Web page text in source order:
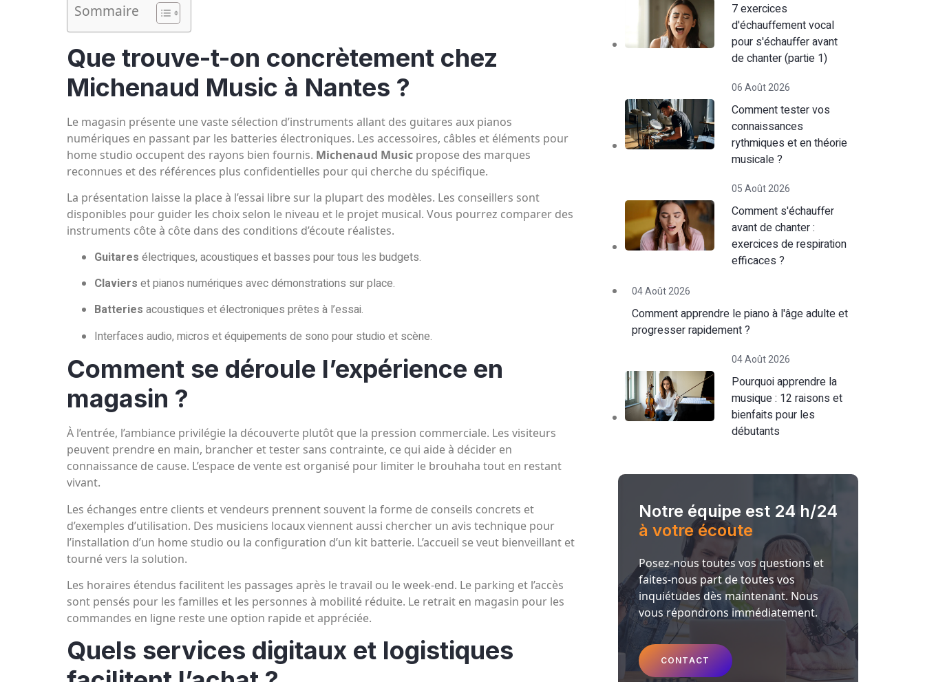
Sommaire
Que trouve-t-on concrètement chez
Michenaud Music à Nantes ?
Le magasin présente une vaste sélection d’instruments allant des guitares aux pianos
numériques en passant par les batteries électroniques. Les accessoires, câbles et éléments pour
home studio occupent des rayons bien fournis. Michenaud Music propose des marques
reconnues et des références plus confidentielles pour qui cherche du spécifique.
La présentation laisse la place à l’essai libre sur la plupart des modèles. Les conseillers sont
disponibles pour guider les choix selon le niveau et le projet musical. Vous pourrez comparer des
instruments côte à côte dans des conditions d’écoute réalistes.
Guitares électriques, acoustiques et basses pour tous les budgets.
Claviers et pianos numériques avec démonstrations sur place.
Batteries acoustiques et électroniques prêtes à l’essai.
Interfaces audio, micros et équipements de sono pour studio et scène.
Comment se déroule l’expérience en
magasin ?
À l’entrée, l’ambiance privilégie la découverte plutôt que la pression commerciale. Les visiteurs
peuvent prendre en main, brancher et tester sans contrainte, ce qui aide à décider en
connaissance de cause. L’espace de vente est organisé pour limiter le brouhaha tout en restant
vivant.
Les échanges entre clients et vendeurs prennent souvent la forme de conseils concrets et
d’exemples d’utilisation. Des musiciens locaux viennent aussi chercher un avis technique pour
l’installation d’un home studio ou la configuration d’un kit batterie. L’accueil se veut bienveillant et
tourné vers la solution.
Les horaires étendus facilitent les passages après le travail ou le week-end. Le parking et l’accès
sont pensés pour les familles et les personnes à mobilité réduite. Le retrait en magasin pour les
commandes en ligne reste une option rapide et appréciée.
Quels services digitaux et logistiques
7 exercices
d'échauffement vocal
pour s'échauffer avant
de chanter (partie 1)
06 Août 2026
Comment tester vos
connaissances
rythmiques et en théorie
musicale ?
05 Août 2026
Comment s'échauffer
avant de chanter :
exercices de respiration
efficaces ?
04 Août 2026
Comment apprendre le piano à l'âge adulte et
progresser rapidement ?
04 Août 2026
Pourquoi apprendre la
musique : 12 raisons et
bienfaits pour les
débutants
Notre équipe est 24 h/24
à votre écoute
Posez-nous toutes vos questions et
faites-nous part de toutes vos
inquiétudes dès maintenant. Nous
vous répondrons immédiatement.
CONTACT